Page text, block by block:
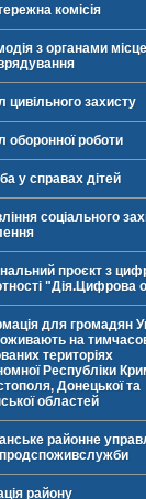
комісія
з органами
цивільного захисту
оборонної роботи
у справах дітей
соціального
проєкт з
"Дія.Цифрова
для громадян
на
територіях
Республіки
Донецької та
областей
районне
району